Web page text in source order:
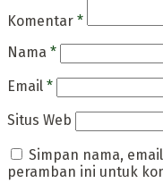
Komentar *
Nama *
Email *
Situs Web
Simpan nama,
peramban ini untuk